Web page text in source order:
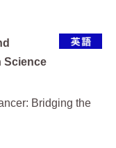
Science
Bridging the